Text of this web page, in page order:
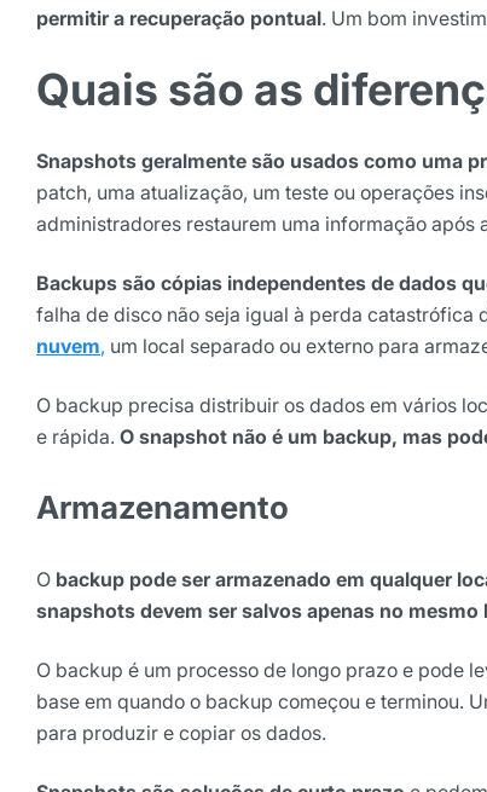
permitir a recuperação pontual. Um bom
Quais são as
Snapshots geralmente são usados como uma
patch, uma atualização, um teste ou operações
administradores restaurem uma informação após
Backups são cópias independentes de dados
falha de disco não seja igual à perda catastrófica
nuvem, um local separado ou externo para
O backup precisa distribuir os dados em vários
e rápida. O snapshot não é um backup, mas
Armazenamento
O backup pode ser armazenado em qualquer
snapshots devem ser salvos apenas no
O backup é um processo de longo prazo e pode
base em quando o backup começou e terminou.
para produzir e copiar os dados.